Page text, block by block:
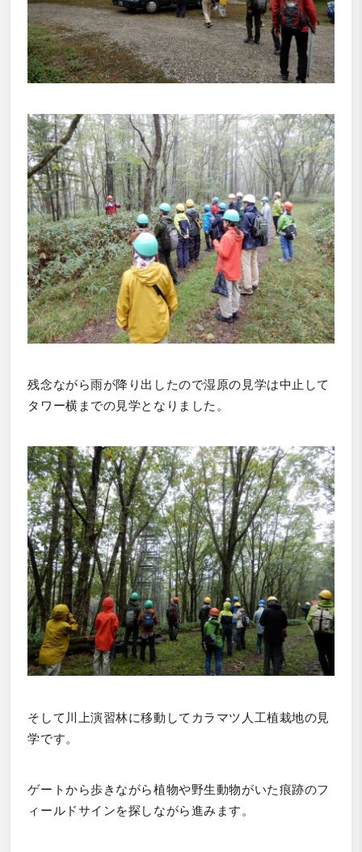
残念ながら雨が降り出したので湿原の見学は中止して
タワー横までの見学となりました。
そして川上演習林に移動してカラマツ人工植栽地の見
学です。
ゲートから歩きながら植物や野生動物がいた痕跡のフ
ィールドサインを探しながら進みます。